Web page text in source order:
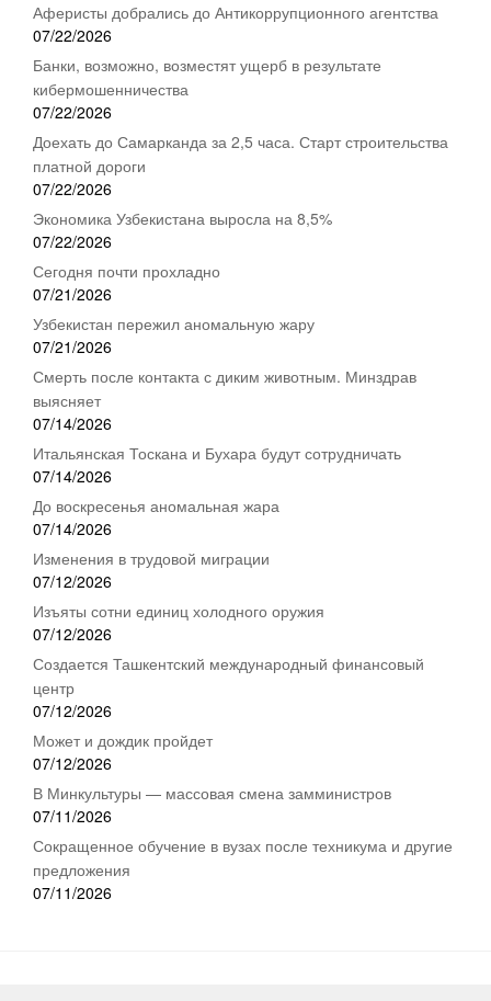
Аферисты добрались до Антикоррупционного агентства
07/22/2026
Банки, возможно, возместят ущерб в результате
кибермошенничества
07/22/2026
Доехать до Самарканда за 2,5 часа. Старт строительства
платной дороги
07/22/2026
Экономика Узбекистана выросла на 8,5%
07/22/2026
Сегодня почти прохладно
07/21/2026
Узбекистан пережил аномальную жару
07/21/2026
Смерть после контакта с диким животным. Минздрав
выясняет
07/14/2026
Итальянская Тоскана и Бухара будут сотрудничать
07/14/2026
До воскресенья аномальная жара
07/14/2026
Изменения в трудовой миграции
07/12/2026
Изъяты сотни единиц холодного оружия
07/12/2026
Создается Ташкентский международный финансовый
центр
07/12/2026
Может и дождик пройдет
07/12/2026
В Минкультуры — массовая смена замминистров
07/11/2026
Сокращенное обучение в вузах после техникума и другие
предложения
07/11/2026